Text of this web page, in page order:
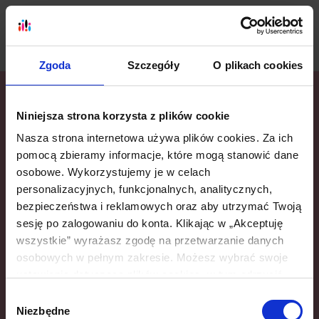
Zgoda Szczegóły O plikach cookies
Niniejsza strona korzysta z plików cookie
Nasza strona internetowa używa plików cookies. Za ich
pomocą zbieramy informacje, które mogą stanowić dane
osobowe. Wykorzystujemy je w celach
personalizacyjnych, funkcjonalnych, analitycznych,
bezpieczeństwa i reklamowych oraz aby utrzymać Twoją
sesję po zalogowaniu do konta. Klikając w „Akceptuję
wszystkie” wyrażasz zgodę na przetwarzanie danych
osobowych w pełnym zakresie. Możesz wybrać swoje
korzystania ze strony internetowej, które jednak nie
zgody
Niezbędne